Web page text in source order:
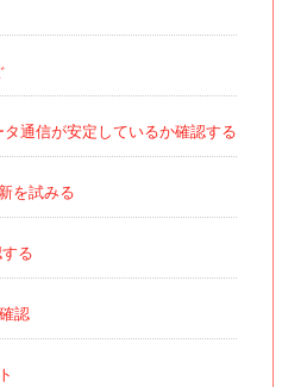
通信が安定しているか確認する
を試みる
る
認